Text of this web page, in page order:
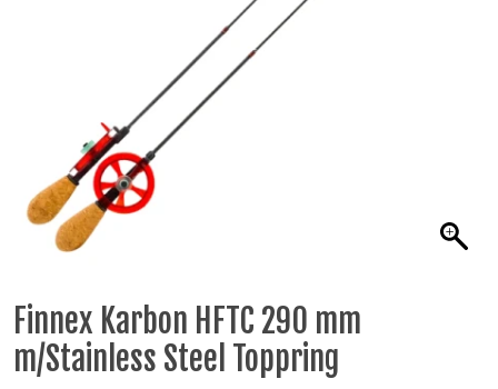
Finnex Karbon HFTC 290 mm
m/Stainless Steel Toppring